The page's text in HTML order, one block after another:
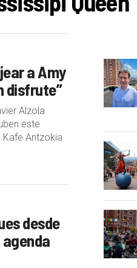
a Amy
disfrute”
Alzola
este
Antzokia
desde